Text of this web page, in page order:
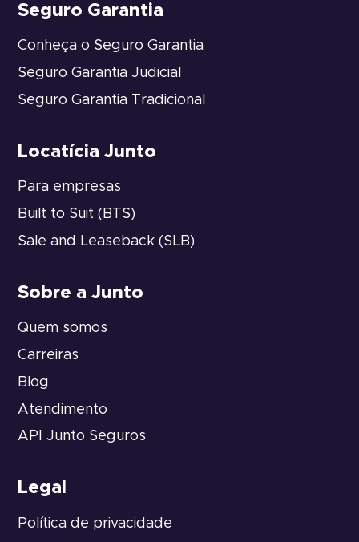
Seguro Garantia
Conheça o Seguro Garantia
Seguro Garantia Judicial
Seguro Garantia Tradicional
Locatícia Junto
Para empresas
Built to Suit (BTS)
Sale and Leaseback (SLB)
Sobre a Junto
Quem somos
Carreiras
Blog
Atendimento
API Junto Seguros
Legal
Política de privacidade